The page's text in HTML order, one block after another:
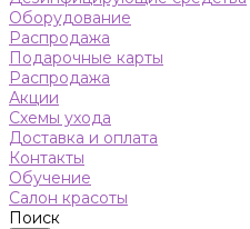
Оборудование
Распродажа
Подарочные карты
Распродажа
Акции
Схемы ухода
Доставка и оплата
Контакты
Обучение
Салон красоты
Поиск